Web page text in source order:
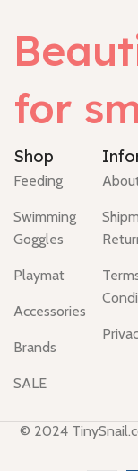
for
Shop
Feeding
Swimming
Goggles
Playmat
Accessories
Brands
SALE
© 2024